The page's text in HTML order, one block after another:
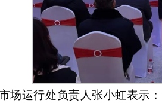
场运行处负责人张小虹表示：